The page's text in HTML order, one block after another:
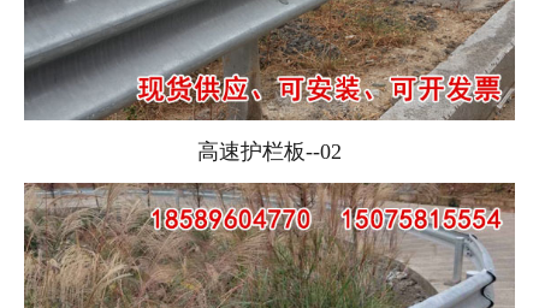
高速护栏板--02